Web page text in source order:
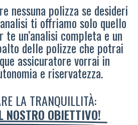
nessuna polizza se desideri
ti offriamo solo quello
te un’analisi completa e un
delle polizze che potrai
assicuratore vorrai in
e riservatezza.
LA TRANQUILLITÀ:
NOSTRO OBIETTIVO!